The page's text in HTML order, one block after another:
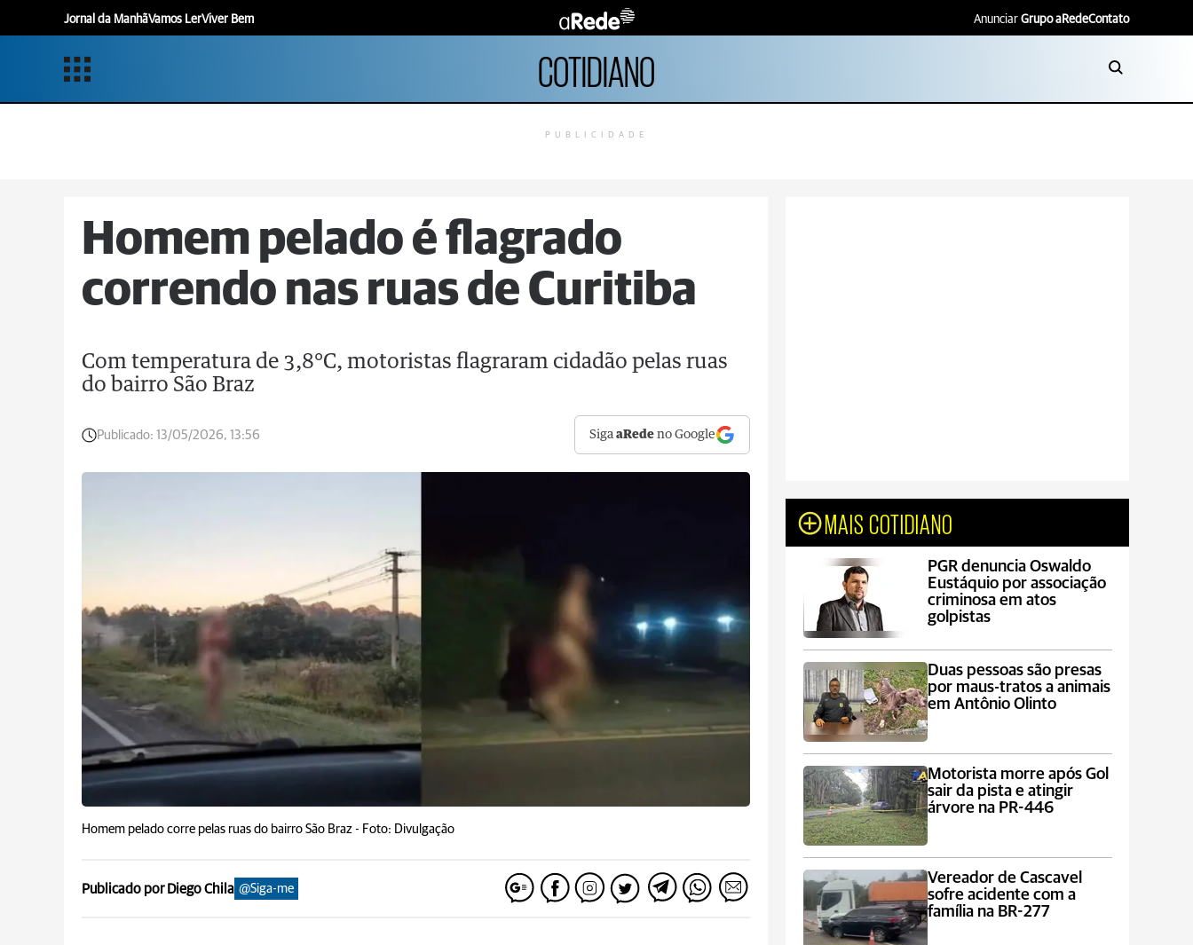
Jornal da ManhãVamos LerViver Bem Anunciar Grupo aRedeContato
COTIDIANO
PUBLICIDADE
Homem pelado é flagrado
correndo nas ruas de Curitiba
Com temperatura de 3,8°C, motoristas flagraram cidadão pelas ruas
do bairro São Braz
Publicado: 13/05/2026, 13:56 SigaaRede no Google
Homem pelado corre pelas ruas do bairro São Braz - Foto: Divulgação
Publicado por Diego Chila @Siga-me
MAIS COTIDIANO
PGR denuncia Oswaldo
Eustáquio por associação
criminosa em atos
golpistas
Duas pessoas são presas
por maus-tratos a animais
em Antônio Olinto
Motorista morre após Gol
sair da pista e atingir
árvore na PR-446
Vereador de Cascavel
sofre acidente com a
família na BR-277